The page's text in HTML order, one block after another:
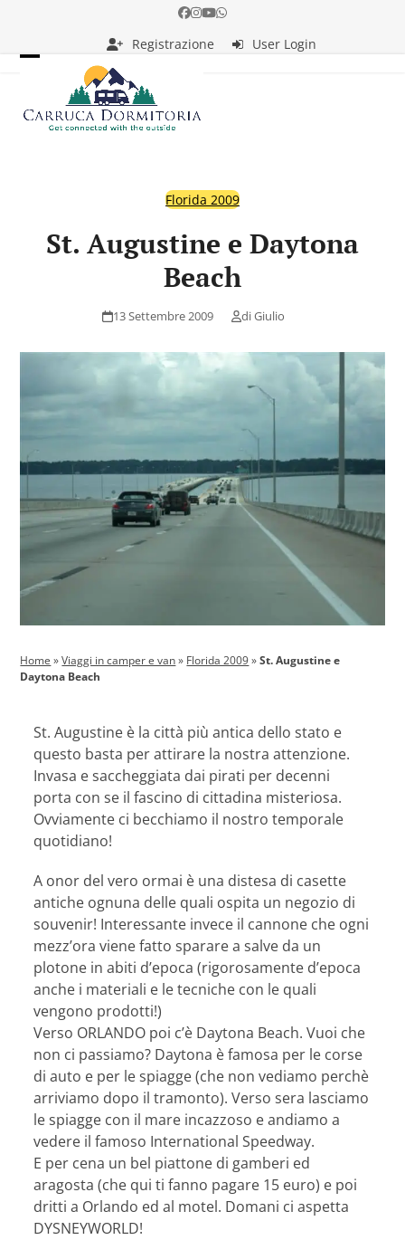
Facebook
Instagram
YouTube
Whatsapp
Registrazione
User Login
mobile
menu
mobile
menu
Florida 2009
St. Augustine e Daytona
Beach
13 Settembre 2009 diGiulio
Home »Viaggi in camper e van» Florida 2009»St. Augustine e
Daytona Beach
St. Augustine è la città più antica dello stato e
questo basta per attirare la nostra attenzione.
Invasa e saccheggiata dai pirati per decenni
porta con se il fascino di cittadina misteriosa.
Ovviamente ci becchiamo il nostro temporale
quotidiano!
A onor del vero ormai è una distesa di casette
antiche ognuna delle quali ospita un negozio di
souvenir! Interessante invece il cannone che ogni
mezz’ora viene fatto sparare a salve da un
plotone in abiti d’epoca (rigorosamente d’epoca
anche i materiali e le tecniche con le quali
vengono prodotti!)
Verso ORLANDO poi c’è Daytona Beach. Vuoi che
non ci passiamo? Daytona è famosa per le corse
di auto e per le spiagge (che non vediamo perchè
arriviamo dopo il tramonto). Verso sera lasciamo
le spiagge con il mare incazzoso e andiamo a
vedere il famoso International Speedway.
E per cena un bel piattone di gamberi ed
aragosta (che qui ti fanno pagare 15 euro) e poi
dritti a Orlando ed al motel. Domani ci aspetta
DYSNEYWORLD!